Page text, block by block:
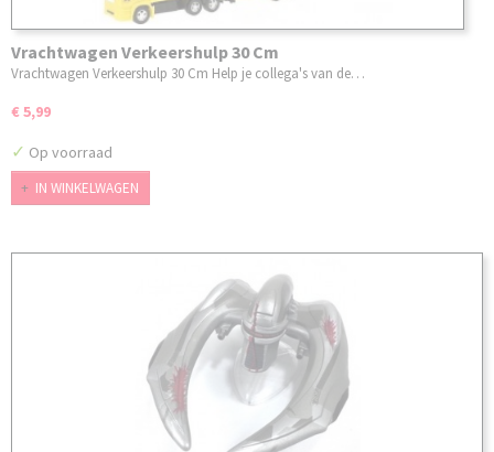
Vrachtwagen Verkeershulp 30 Cm
Vrachtwagen Verkeershulp 30 Cm Help je collega's van de…
€ 5,99
✓ Op voorraad
IN WINKELWAGEN